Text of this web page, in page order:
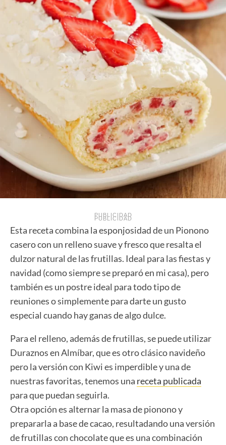
PUBLICIDAD
PUBLICIDAD
Esta receta combina la esponjosidad de un Pionono
casero con un relleno suave y fresco que resalta el
dulzor natural de las frutillas. Ideal para las fiestas y
navidad (como siempre se preparó en mi casa), pero
también es un postre ideal para todo tipo de
reuniones o simplemente para darte un gusto
especial cuando hay ganas de algo dulce.
Para el relleno, además de frutillas, se puede utilizar
Duraznos en Almíbar, que es otro clásico navideño
pero la versión con Kiwi es imperdible y una de
nuestras favoritas, tenemos una receta publicada
para que puedan seguirla.
Otra opción es alternar la masa de pionono y
prepararla a base de cacao, resultadando una versión
de frutillas con chocolate que es una combinación